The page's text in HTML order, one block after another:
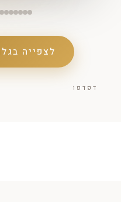
לצפייה
דפדפו